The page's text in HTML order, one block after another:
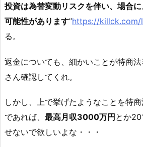
投資は為替変動リスクを伴い、場合
可能性があります’’https://killck.com/
る。
返金についても、細かいことが特商
さん確認してくれ。
しかし、上で挙げたようなことを特
であれば、 最高月収3000万円 とか
せないで欲しいよな・・・